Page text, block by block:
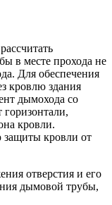
в месте прохода не
Для обеспечения
кровлю здания
дымохода со
горизонтали,
кровли.
кровли от
отверстия и его
дымовой трубы,